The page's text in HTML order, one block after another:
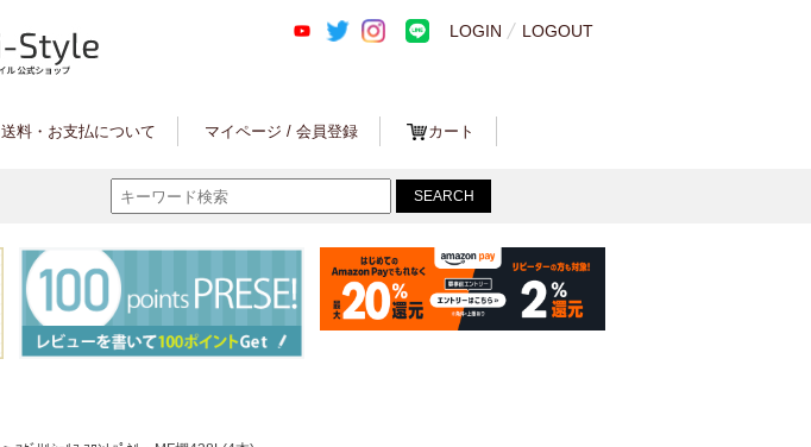
LOGIN LOGOUT
送料・お支払について マイページ / 会員登録 カート